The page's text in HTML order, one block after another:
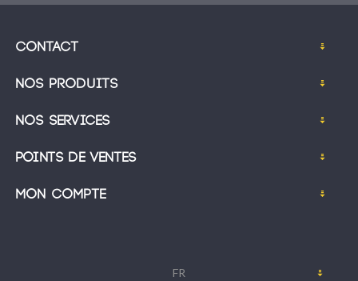
Contact
Nos produits
Nos services
Points de ventes
Mon compte
FR